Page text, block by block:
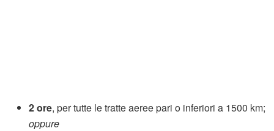
2 ore, per tutte le tratte aeree pari o inferiori a 1500 km;
oppure